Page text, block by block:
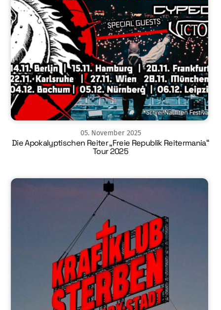
05. November 2025
Die Apokalyptischen Reiter „Freie Republik Reitermania“
Tour 2025